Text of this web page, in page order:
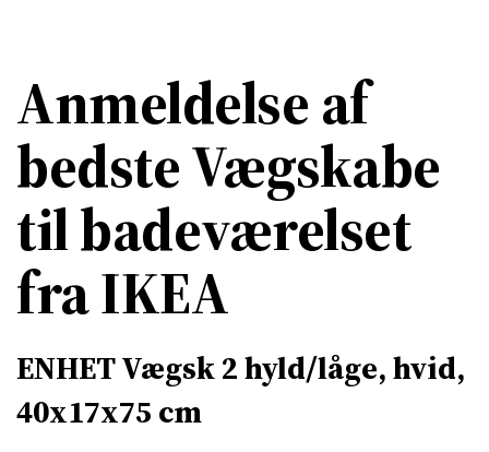
Anmeldelse af
bedste Vægskabe
til badeværelset
fra IKEA
ENHET Vægsk 2 hyld/låge, hvid,
40x17x75 cm